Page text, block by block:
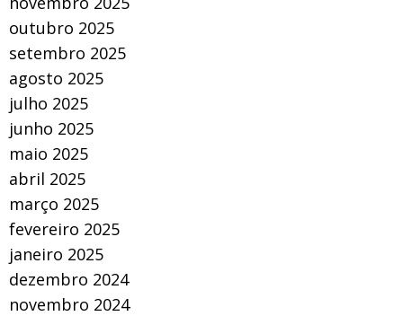
outubro 2025
setembro 2025
agosto 2025
julho 2025
junho 2025
maio 2025
abril 2025
março 2025
fevereiro 2025
janeiro 2025
dezembro 2024
novembro 2024